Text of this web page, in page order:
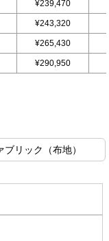
¥239,470
¥243,320
¥265,430
¥290,950